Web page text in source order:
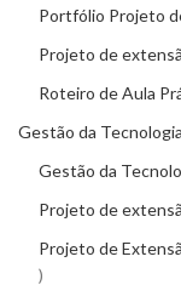
Portfólio Projeto
Projeto de
Roteiro de Aula
Gestão da
Gestão da
Projeto de
Projeto de